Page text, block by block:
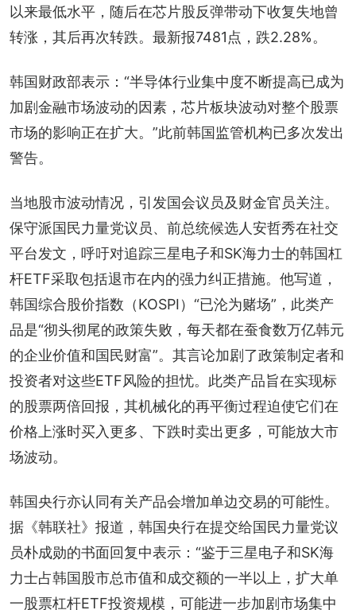
以来最低水平，随后在芯片股反弹带动下收复失地曾
转涨，其后再次转跌。最新报7481点，跌2.28%。
韩国财政部表示：“半导体行业集中度不断提高已成为
加剧金融市场波动的因素，芯片板块波动对整个股票
市场的影响正在扩大。”此前韩国监管机构已多次发出
警告。
当地股市波动情况，引发国会议员及财金官员关注。
保守派国民力量党议员、前总统候选人安哲秀在社交
平台发文，呼吁对追踪三星电子和SK海力士的韩国杠
杆ETF采取包括退市在内的强力纠正措施。他写道，
韩国综合股价指数（KOSPI）“已沦为赌场”，此类产
品是“彻头彻尾的政策失败，每天都在蚕食数万亿韩元
的企业价值和国民财富”。其言论加剧了政策制定者和
投资者对这些ETF风险的担忧。此类产品旨在实现标
的股票两倍回报，其机械化的再平衡过程迫使它们在
价格上涨时买入更多、下跌时卖出更多，可能放大市
场波动。
韩国央行亦认同有关产品会增加单边交易的可能性。
据《韩联社》报道，韩国央行在提交给国民力量党议
员朴成勋的书面回复中表示：“鉴于三星电子和SK海
力士占韩国股市总市值和成交额的一半以上，扩大单
一股票杠杆ETF投资规模，可能进一步加剧市场集中